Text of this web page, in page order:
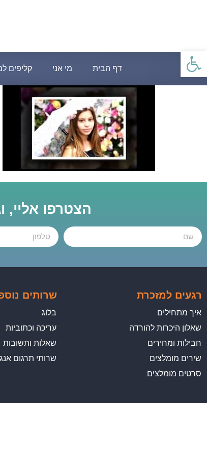
פתח סרגל נגישות
דף הבית מי אני קליפים
הצטרפו אליי,
רגעים למזכרת
איך מתחילים
שאלון היכרות להורדה
חבילות ומחירים
שירים מומלצים
סרטים מומלצים
שרותים
בלוג
עריכה וכתוביות
שאלות ותשובות
שרותי תרגום